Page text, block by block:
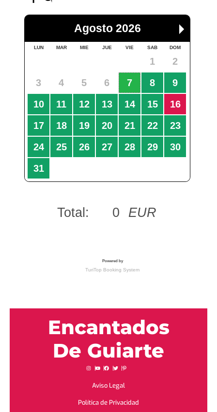
Encantados
De Guiarte
Aviso Legal
Política de Privacidad